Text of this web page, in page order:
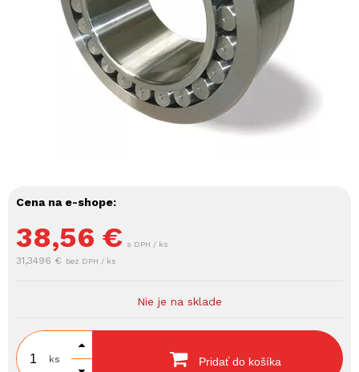
Cena na e-shope:
38,56 € s DPH / ks
31,3496 € bez DPH / ks
Nie je na sklade
ks Pridať do košíka